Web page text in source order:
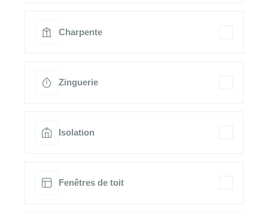
Charpente
Zinguerie
Isolation
Fenêtres de toit